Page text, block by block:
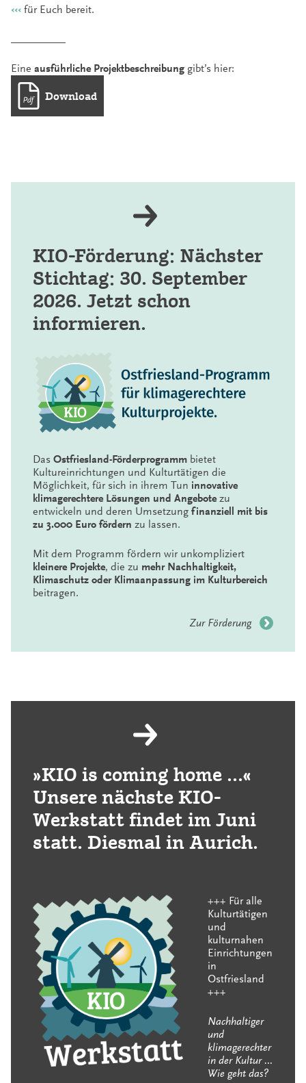
‹‹‹ für Euch bereit.
Eine ausführliche Projektbeschreibung gibt’s hier:
Download
KIO-Förderung: Nächster
Stichtag: 30. September
2026. Jetzt schon
informieren.
Das Ostfriesland-Förderprogramm bietet
Kultureinrichtungen und Kulturtätigen die
Möglichkeit, für sich in ihrem Tun innovative
klimagerechtere Lösungen und Angebotezu
entwickeln und deren Umsetzung finanziell mit bis
zu 3.000 Euro fördern zu lassen.
Mit dem Programm fördern wir unkompliziert
kleinere Projekte, die zu mehr Nachhaltigkeit,
Klimaschutz oder Klimaanpassung im Kulturbereich
beitragen.
Zur Förderung
»KIO is coming home ...«
Unsere nächste KIO-
Werkstatt findet im Juni
statt. Diesmal in Aurich.
+++ Für alle
Kulturtätigen
und
kulturnahen
Einrichtungen
in
Ostfriesland
+++
Nachhaltiger
und
klimagerechter
in der Kultur …
Wie geht das?